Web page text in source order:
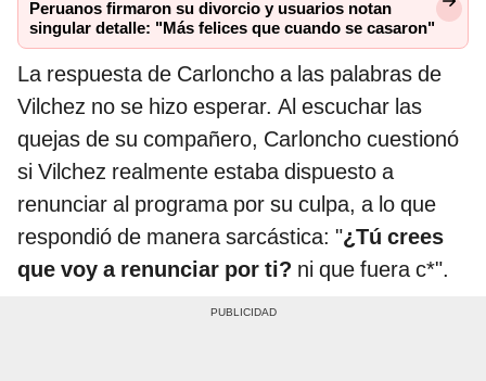
Peruanos firmaron su divorcio y usuarios notan
singular detalle: "Más felices que cuando se casaron"
La respuesta de Carloncho a las palabras de
Vilchez no se hizo esperar. Al escuchar las
quejas de su compañero, Carloncho cuestionó
si Vilchez realmente estaba dispuesto a
renunciar al programa por su culpa, a lo que
respondió de manera sarcástica: "¿Tú crees
que voy a renunciar por ti? ni que fuera c*".